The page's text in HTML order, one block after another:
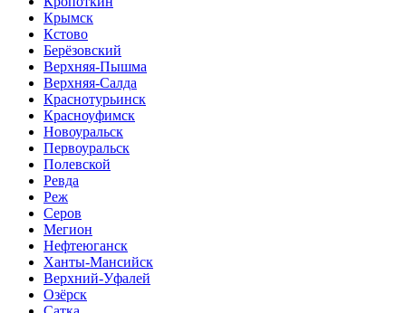
Крымск
Кстово
Берёзовский
Верхняя-Пышма
Верхняя-Салда
Краснотурьинск
Красноуфимск
Новоуральск
Первоуральск
Полевской
Ревда
Реж
Серов
Мегион
Нефтеюганск
Ханты-Мансийск
Верхний-Уфалей
Озёрск